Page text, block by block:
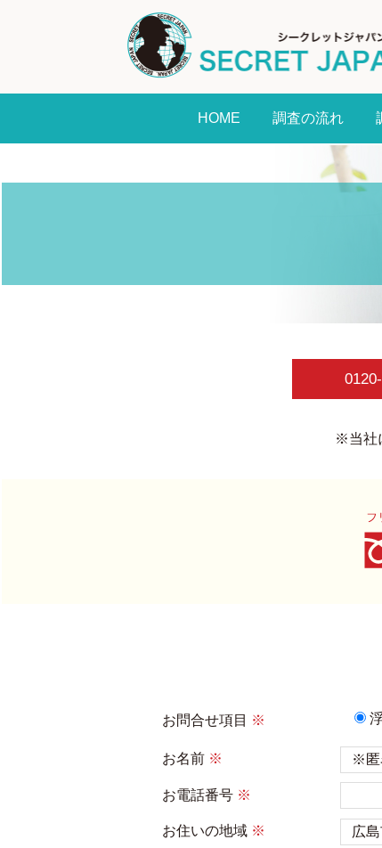
HOME 調査の流れ
※当社
お問合せ項目 ※
お名前 ※
お電話番号 ※
お住いの地域 ※